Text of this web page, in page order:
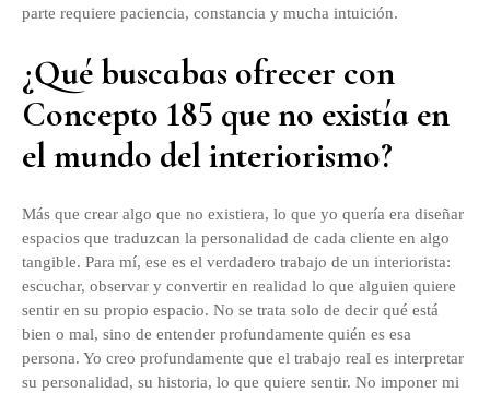
parte requiere paciencia, constancia y mucha intuición.
¿Qué buscabas ofrecer con
Concepto 185 que no existía en
el mundo del interiorismo?
Más que crear algo que no existiera, lo que yo quería era diseñar
espacios que traduzcan la personalidad de cada cliente en algo
tangible. Para mí, ese es el verdadero trabajo de un interiorista:
escuchar, observar y convertir en realidad lo que alguien quiere
sentir en su propio espacio. No se trata solo de decir qué está
bien o mal, sino de entender profundamente quién es esa
persona. Yo creo profundamente que el trabajo real es interpretar
su personalidad, su historia, lo que quiere sentir. No imponer mi